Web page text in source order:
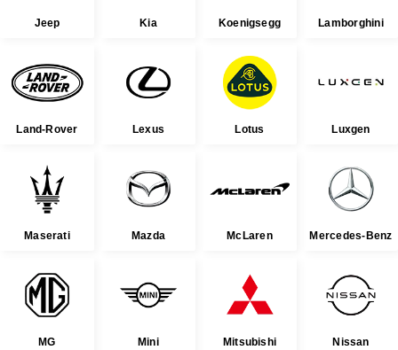
Jeep Kia Koenigsegg Lamborghini
Land-Rover Lexus Lotus Luxgen
Maserati Mazda McLaren Mercedes-Benz
MG Mini Mitsubishi Nissan